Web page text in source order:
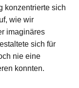
konzentrierte sich
wie wir
imaginäres
sich für
nie eine
konnten.